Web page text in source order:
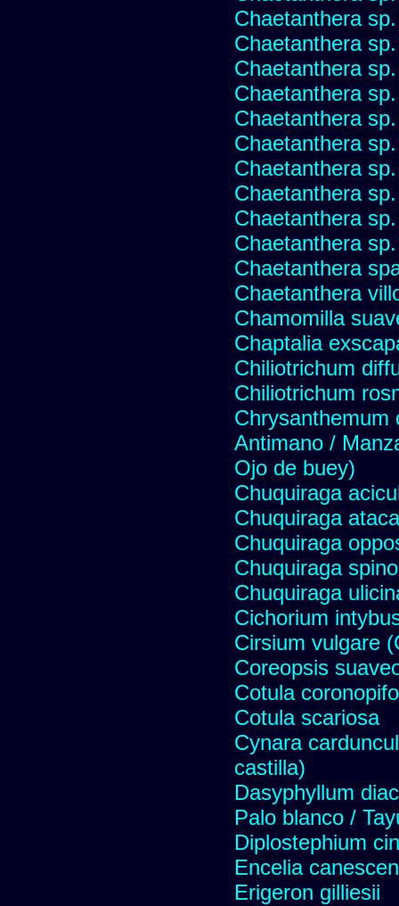
Chaetanthera
Chaetanthera
Chaetanthera
Chaetanthera
Chaetanthera
Chaetanthera
Chaetanthera
Chaetanthera
Chaetanthera
Chaetanthera
Chaetanthera
Chaetanthera
Chamomilla
Chaptalia
Chiliotrichum
Chiliotrichum
Chrysanthemum
Antimano /
Ojo de buey)
Chuquiraga
Chuquiraga
Chuquiraga
Chuquiraga
Chuquiraga
Cichorium
Cirsium vulgare
Coreopsis
Cotula
Cotula scariosa
Cynara
castilla)
Dasyphyllum
Palo blanco /
Diplostephium
Encelia
Erigeron gilliesii